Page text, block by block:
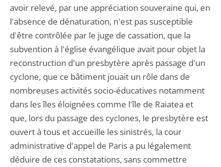
avoir relevé, par une appréciation souveraine qui, en
l'absence de dénaturation, n'est pas susceptible
d'être contrôlée par le juge de cassation, que la
subvention à l'église évangélique avait pour objet la
reconstruction d'un presbytère après passage d'un
cyclone, que ce bâtiment jouait un rôle dans de
nombreuses activités socio-éducatives notamment
dans les îles éloignées comme l'île de Raiatea et
que, lors du passage des cyclones, le presbytère est
ouvert à tous et accueille les sinistrés, la cour
administrative d'appel de Paris a pu légalement
déduire de ces constatations, sans commettre